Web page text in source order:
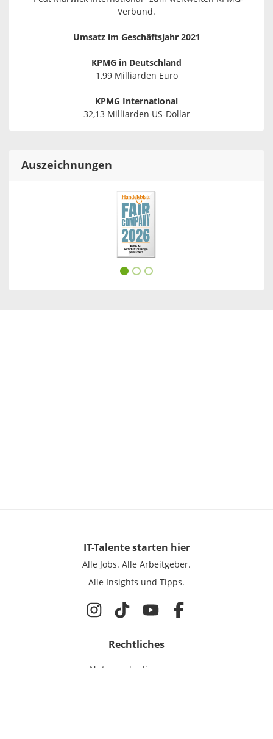
Verbund.
Umsatz im Geschäftsjahr 2021
KPMG in Deutschland
1,99 Milliarden Euro
KPMG International
32,13 Milliarden US-Dollar
Auszeichnungen
IT-Talentestarten hier
Alle Jobs. Alle Arbeitgeber.
Alle Insights und Tipps.
Rechtliches
Nutzungsbedingungen